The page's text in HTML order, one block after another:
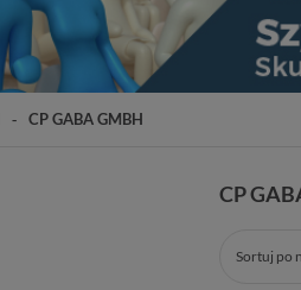
CP GABA GMBH
CP
Sortuj po